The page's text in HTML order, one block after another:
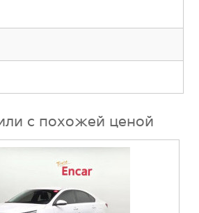
с похожей ценой